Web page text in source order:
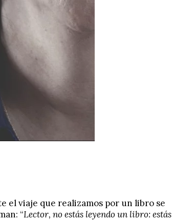
el viaje que realizamos por un libro se
“Lector, no estás leyendo un libro: estás